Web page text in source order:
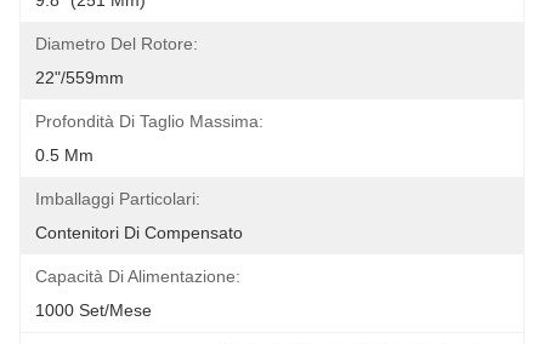
Diametro Del Rotore:
22"/559mm
Profondità Di Taglio Massima:
0.5 Mm
Imballaggi Particolari:
Contenitori Di Compensato
Capacità Di Alimentazione:
1000 Set/mese